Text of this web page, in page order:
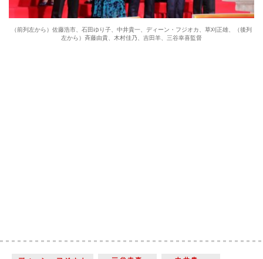
（前列左から）佐藤浩市、石田ゆり子、中井貴一、ディーン・フジオカ、草刈正雄、（後列
左から）斉藤由貴、木村佳乃、吉田羊、三谷幸喜監督